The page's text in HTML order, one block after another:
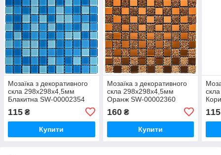
Мозаїка з декоративного
скла 298х298х4,5мм
Блакитна SW-00002354
115 ₴
Купити
Мозаїка з декоративного
скла 298х298х4,5мм
Оранж SW-00002360
160₴
Купити
115